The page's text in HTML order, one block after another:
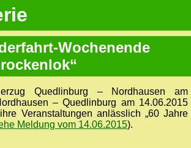
Wochenende
Quedlinburg – Nordhausen am
– Quedlinburg am 14.06.2015
ihre Veranstaltungen anlässlich „60 Jahre
Meldung vom 14.06.2015).